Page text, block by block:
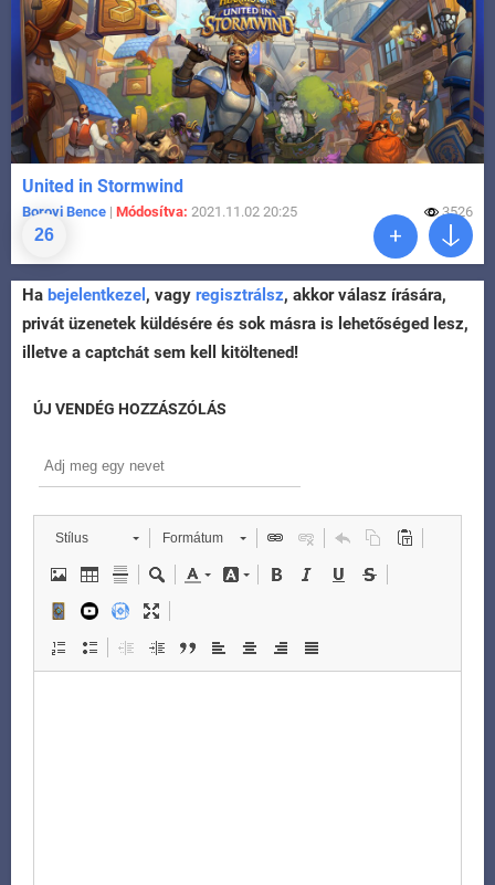
26
United in Stormwind
Borovi Bence | Módosítva: 2021.11.02 20:25 3526
Ha bejelentkezel , vagy regisztrálsz, akkor válasz írására,
privát üzenetek küldésére és sok másra is lehetőséged lesz,
illetve a captchát sem kell kitöltened!
ÚJ VENDÉG HOZZÁSZÓLÁS
Stílus Formátum